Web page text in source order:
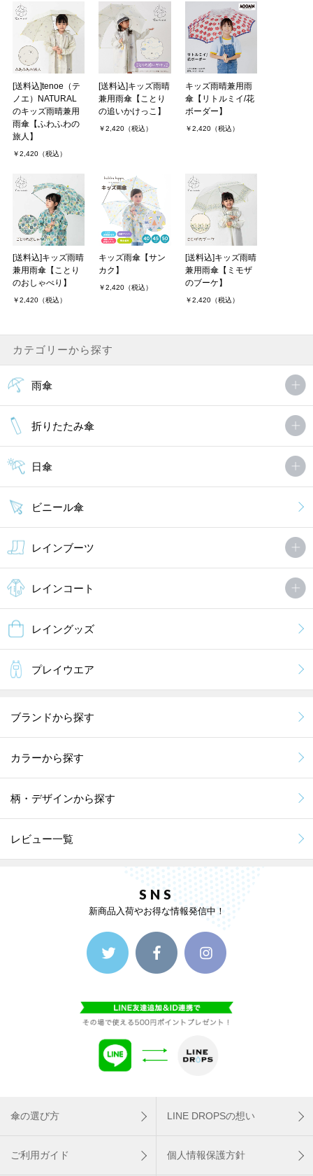
小学生の娘にレインコートとお揃いで購入しました。まず、このシ
リーズがどれも柄が可愛くて、娘がとても悩んでいました。
届いた傘を見て「かわい～！」ととても喜んでいました。
MORE
[送料込]tenoe（テ
ノエ）NATURAL
のキッズ雨晴兼用
雨傘【ふわふわの
旅人】
￥2,420（税込）
[送料込]キッズ雨晴
兼用雨傘【ことり
の追いかけっこ】
￥2,420（税込）
キッズ雨晴兼用雨
傘【リトルミイ/花
ボーダー】
￥2,420（税込）
[送料込]キッズ雨晴
兼用雨傘【ことり
のおしゃべり】
￥2,420（税込）
キッズ雨傘【サン
カク】
￥2,420（税込）
[送料込]キッズ雨晴
兼用雨傘【ミモザ
のブーケ】
￥2,420（税込）
カテゴリーから探す
雨傘
折りたたみ傘
日傘
ビニール傘
レインブーツ
レインコート
レイングッズ
プレイウエア
ブランドから探す
カラーから探す
柄・デザインから探す
レビュー一覧
SNS
新商品入荷やお得な情報発信中！
傘の選び方 LINE DROPSの想い
ご利用ガイド 個人情報保護方針